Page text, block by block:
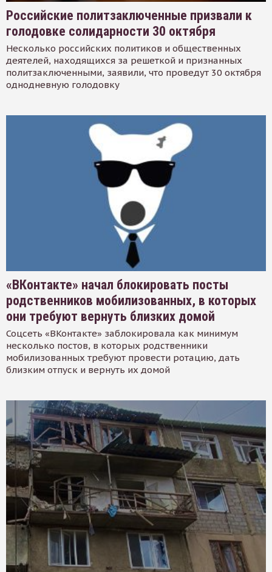
Российские политзаключенные призвали к
голодовке солидарности 30 октября
Несколько российских политиков и общественных
деятелей, находящихся за решеткой и признанных
политзаключенными, заявили, что проведут 30 октября
однодневную голодовку
«ВКонтакте» начал блокировать посты
родственников мобилизованных, в которых
они требуют вернуть близких домой
Соцсеть «ВКонтакте» заблокировала как минимум
несколько постов, в которых родственники
мобилизованных требуют провести ротацию, дать
близким отпуск и вернуть их домой